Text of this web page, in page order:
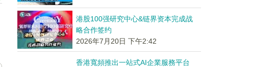
港股100强研究中心&链界资本完成战
略合作签约
2026年7月20日 下午2:42
香港寬頻推出一站式AI企業服務平台